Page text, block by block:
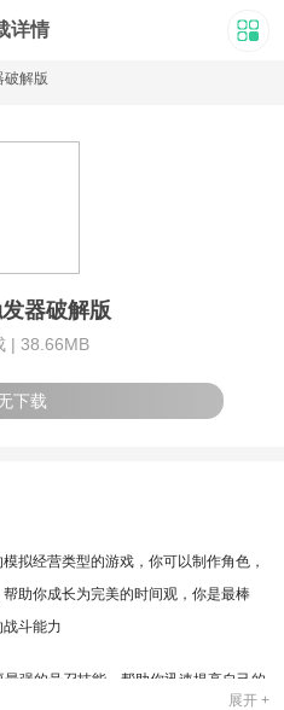
详情
破解版
器破解版
| 38.66MB
下载
拟经营类型的游戏，你可以制作角色，
助你成长为完美的时间观，你是最棒
斗能力
强的号召技能，帮助你迅速提高自己的
展开 +